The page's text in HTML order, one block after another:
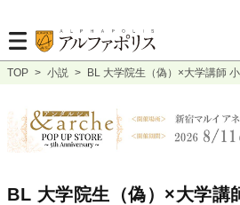
TOP > 小説 > BL 大学院生（偽）×大学講師
BL 大学院生（偽）×大学講